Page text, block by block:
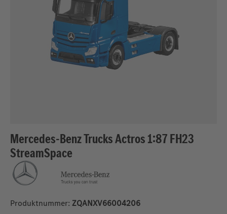
Mercedes-Benz Trucks Actros 1:87 FH23
StreamSpace
Produktnummer: ZQANXV66004206